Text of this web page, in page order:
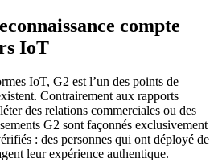
compte
IoT
IoT, G2 est l’un des points de
Contrairement aux rapports
des relations commerciales ou des
G2 sont façonnés exclusivement
: des personnes qui ont déployé de
leur expérience authentique.